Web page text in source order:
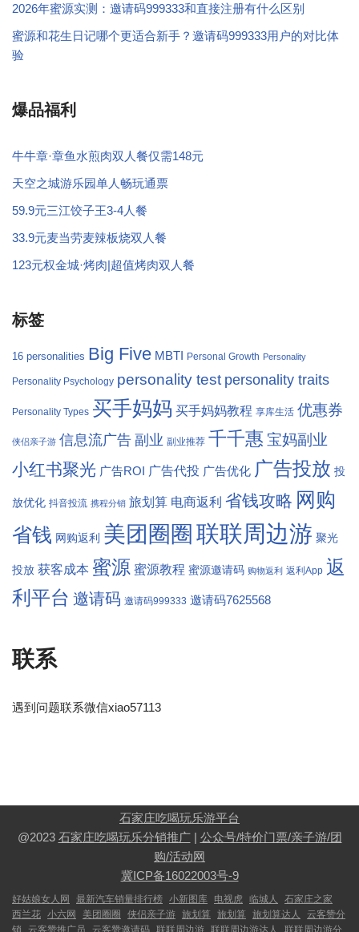
2026年蜜源实测：邀请码999333和直接注册有什么区别
蜜源和花生日记哪个更适合新手？邀请码999333用户的对比体
验
爆品福利
牛牛章·章鱼水煎肉双人餐仅需148元
天空之城游乐园单人畅玩通票
59.9元三江饺子王3-4人餐
33.9元麦当劳麦辣板烧双人餐
123元权金城·烤肉|超值烤肉双人餐
标签
16 personalities Big Five MBTI Personal Growth Personality
Personality Psychology personality test personality traits
Personality Types 买手妈妈 买手妈妈教程 享库生活 优惠券
侠侣亲子游 信息流广告 副业 副业推荐 千千惠 宝妈副业
小红书聚光 广告ROI 广告代投 广告优化 广告投放 投
放优化 抖音投流 携程分销 旅划算 电商返利 省钱攻略 网购
省钱 网购返利 美团圈圈 联联周边游 聚光
投放 获客成本 蜜源 蜜源教程 蜜源邀请码 购物返利 返利App 返
利平台 邀请码 邀请码999333 邀请码7625568
联系
遇到问题联系微信xiao57113
石家庄吃喝玩乐游平台
@2023 石家庄吃喝玩乐分销推广| 公众号/特价门票/亲子游/团
购/活动网
冀ICP备16022003号-9
好姑娘女人网 最新汽车销量排行榜 小新图库 电视虎 临城人
石家庄之家
西兰花 小六网 美团圈圈 侠侣亲子游 旅划算 旅划算 旅划算达人
云客赞分
销
云客赞推广员 云客赞邀请码 联联周边游 联联周边游达人 联联周边游分